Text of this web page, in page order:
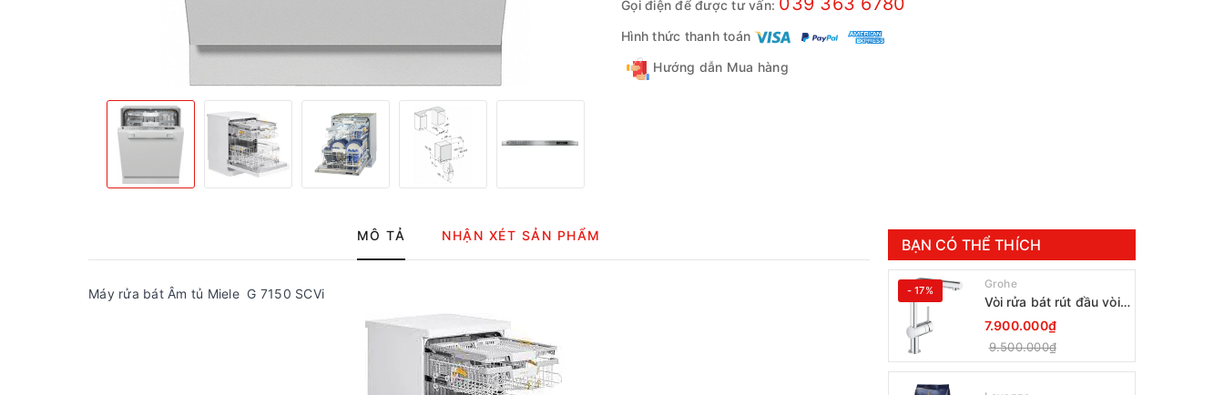
Gọi điện để được tư vấn:
Hình thức thanh toán
Hướng dẫn Mua hàng
MÔ TẢ NHẬN XÉT SẢN PHẨM
Máy rửa bát Âm tủ Miele G 7150 SCVi
BẠN CÓ THỂ THÍCH
- 17% Grohe
Vòi rửa bát rút đầu vòi
Grohe Minta 30274000
7.900.000₫
9.500.000₫